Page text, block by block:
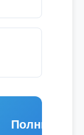
Полный